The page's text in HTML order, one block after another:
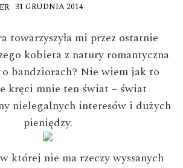
31 GRUDNIA 2014
towarzyszyła mi przez ostatnie
kobieta z natury romantyczna
bandziorach? Nie wiem jak to
kręci mnie ten świat – świat
nielegalnych interesów i dużych
pieniędzy.
której nie ma rzeczy wyssanych